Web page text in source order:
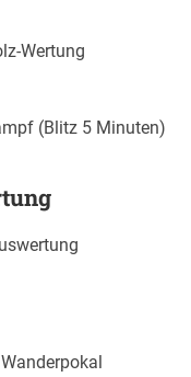
Wertung
(Blitz 5 Minuten)